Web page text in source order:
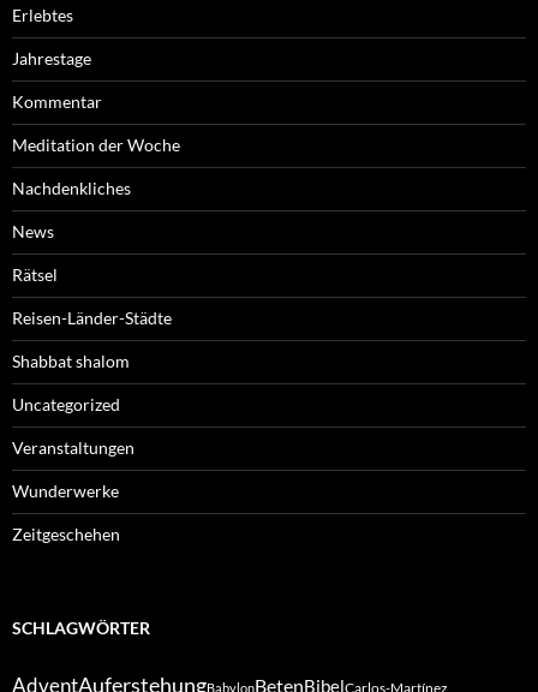
Erlebtes
Jahrestage
Kommentar
Meditation der Woche
Nachdenkliches
News
Rätsel
Reisen-Länder-Städte
Shabbat shalom
Uncategorized
Veranstaltungen
Wunderwerke
Zeitgeschehen
SCHLAGWÖRTER
AdventAuferstehungBabylonBetenBibelCarlos-Martínez